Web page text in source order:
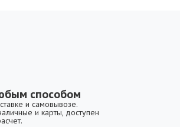
способом
и самовывозе.
и карты, доступен